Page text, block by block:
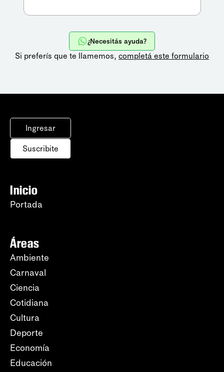
¿Necesitás ayuda?
Si preferís que te llamemos, completá este formulario
Ingresar
Suscribite
Inicio
Portada
Áreas
Ambiente
Carnaval
Ciencia
Cotidiana
Cultura
Deporte
Economía
Educación